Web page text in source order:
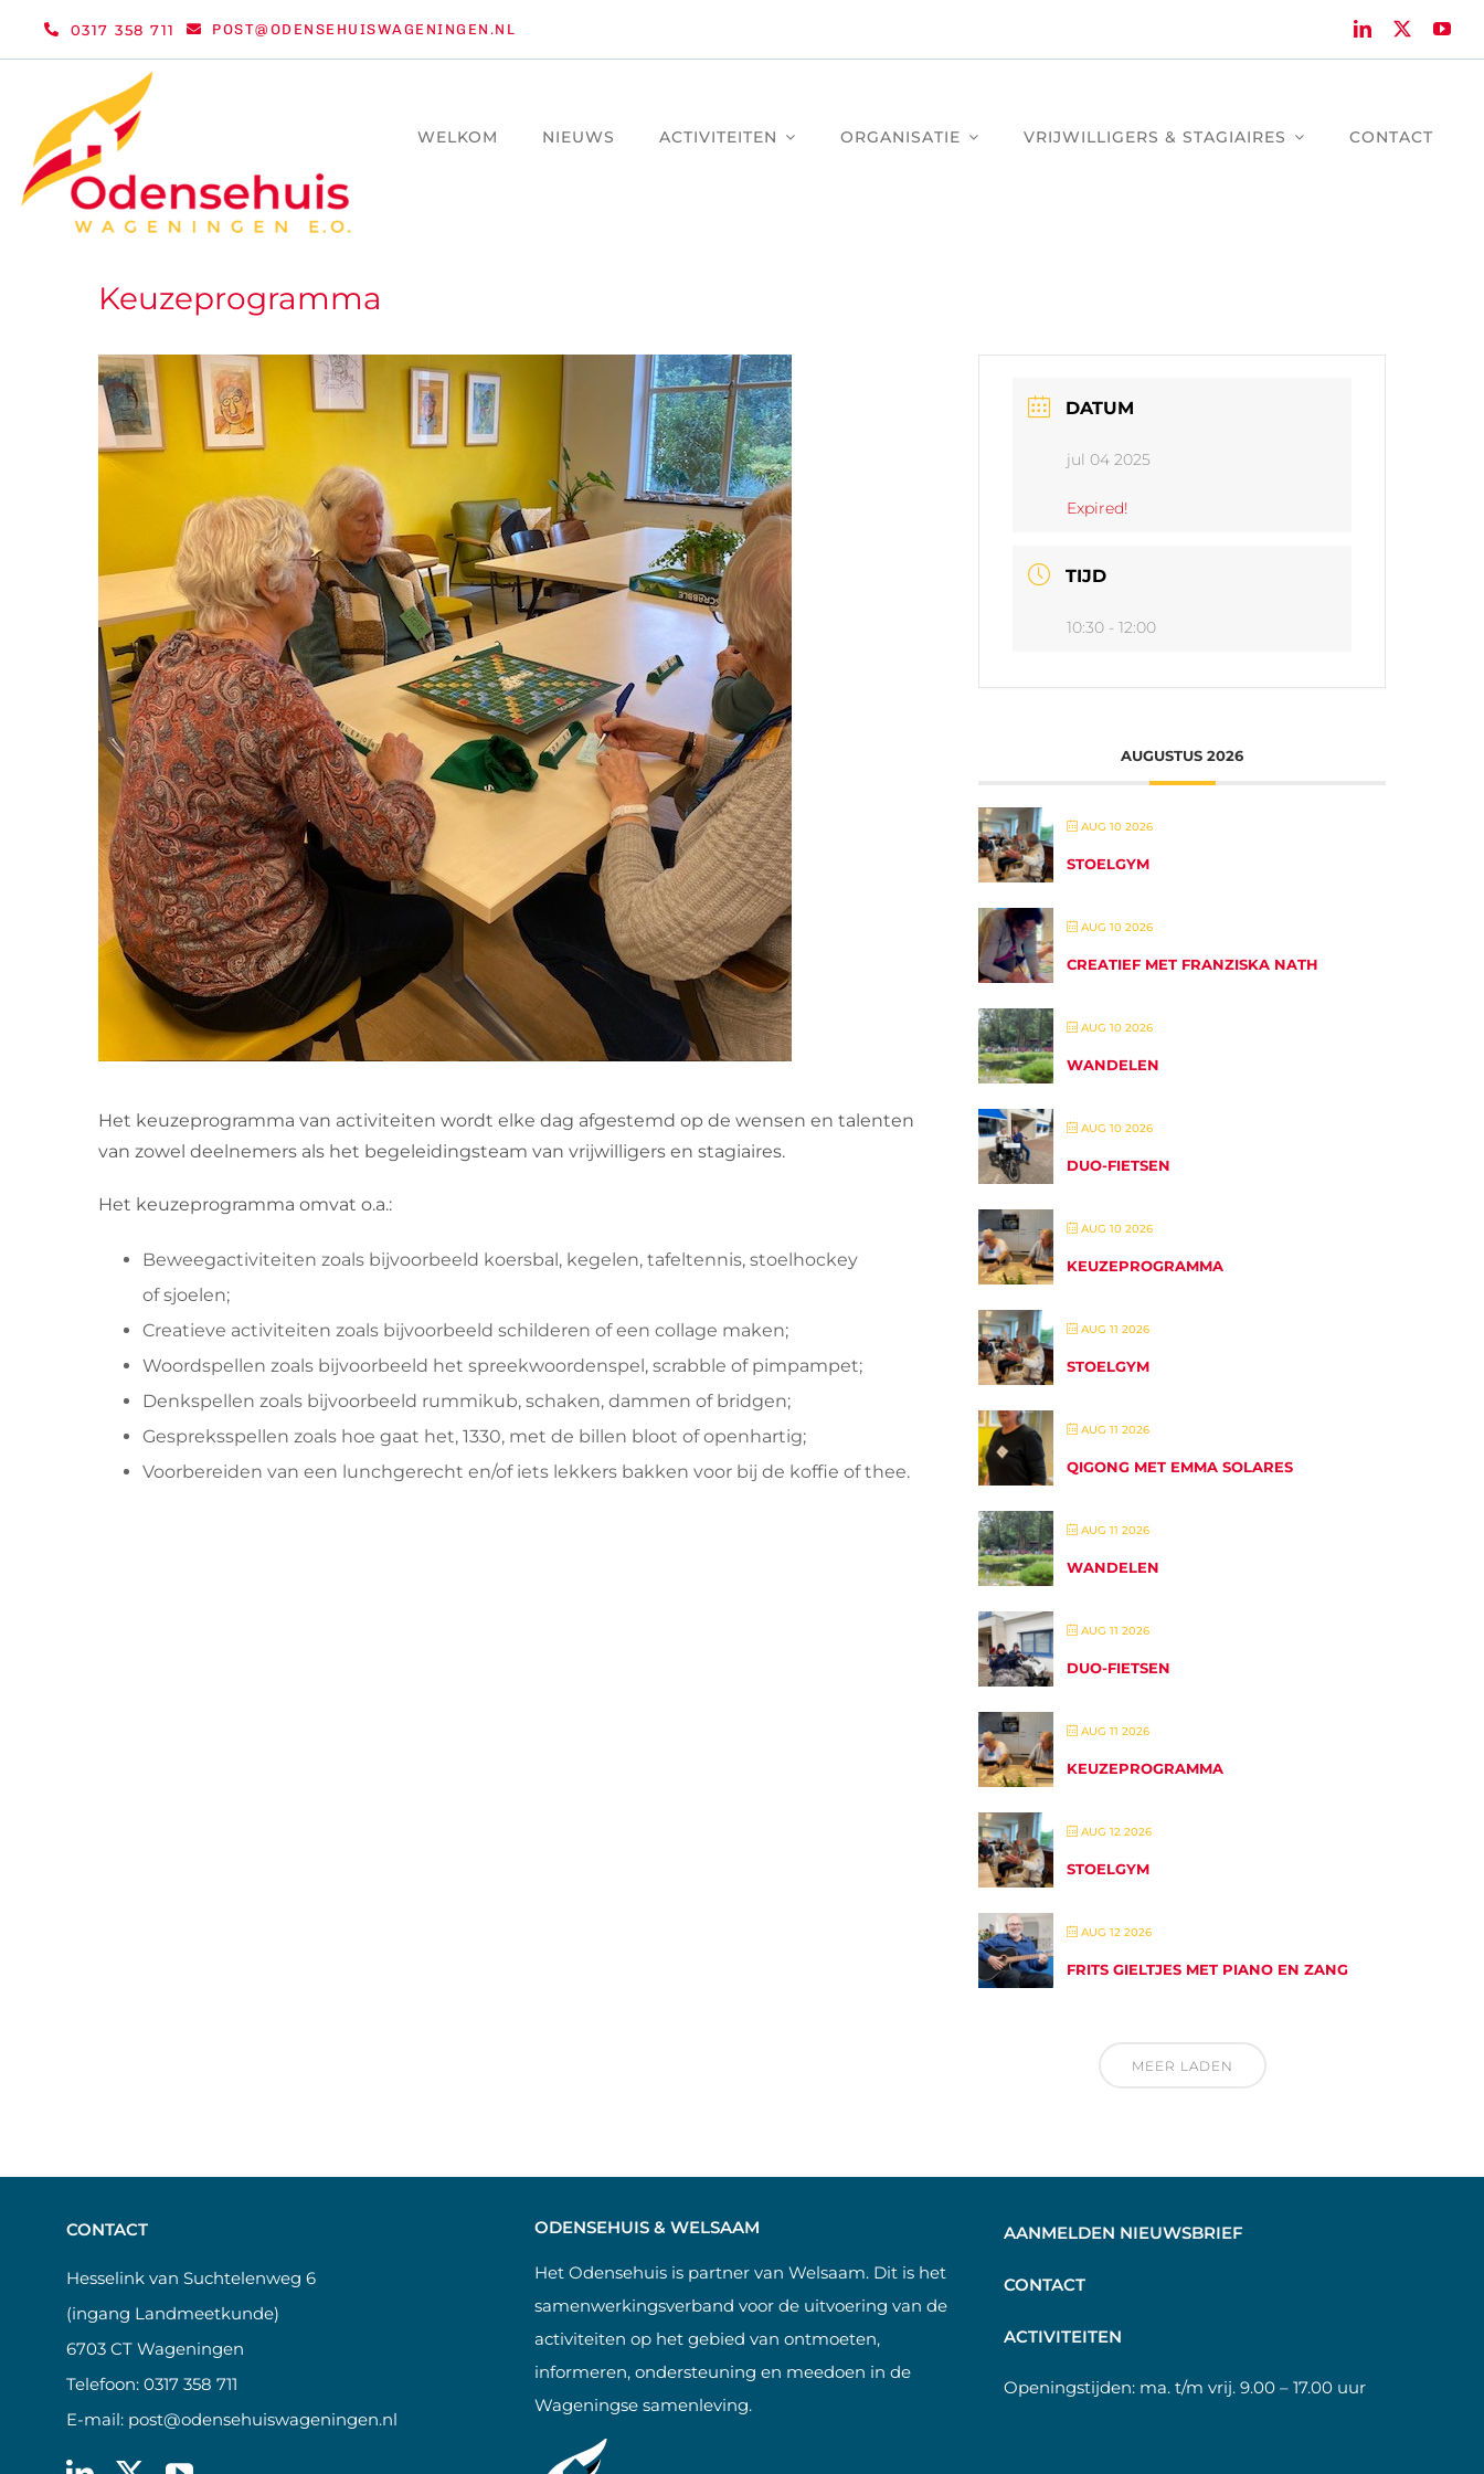
0317 358 711 POST@ODENSEHUISWAGENINGEN.NL
WELKOM NIEUWS ACTIVITEITEN ORGANISATIE VRIJWILLIGERS & STAGIAIRES CONTACT
Keuzeprogramma
Het keuzeprogramma van activiteiten wordt elke dag afgestemd op de wensen en talenten
van zowel deelnemers als het begeleidingsteam van vrijwilligers en stagiaires.
Het keuzeprogramma omvat o.a.:
Beweegactiviteiten zoals bijvoorbeeld koersbal, kegelen, tafeltennis, stoelhockey
of sjoelen;
Creatieve activiteiten zoals bijvoorbeeld schilderen of een collage maken;
Woordspellen zoals bijvoorbeeld het spreekwoordenspel, scrabble of pimpampet;
Denkspellen zoals bijvoorbeeld rummikub, schaken, dammen of bridgen;
Gespreksspellen zoals hoe gaat het, 1330, met de billen bloot of openhartig;
Voorbereiden van een lunchgerecht en/of iets lekkers bakken voor bij de koffie of thee.
DATUM
jul 04 2025
Expired!
TIJD
10:30 - 12:00
AUGUSTUS 2026
AUG 10 2026
STOELGYM
AUG 10 2026
CREATIEF MET FRANZISKA NATH
AUG 10 2026
WANDELEN
AUG 10 2026
DUO-FIETSEN
AUG 10 2026
KEUZEPROGRAMMA
AUG 11 2026
STOELGYM
AUG 11 2026
QIGONG MET EMMA SOLARES
AUG 11 2026
WANDELEN
AUG 11 2026
DUO-FIETSEN
AUG 11 2026
KEUZEPROGRAMMA
AUG 12 2026
STOELGYM
AUG 12 2026
FRITS GIELTJES MET PIANO EN ZANG
MEER LADEN
CONTACT
Hesselink van Suchtelenweg 6
(ingang Landmeetkunde)
6703 CT Wageningen
Telefoon: 0317 358 711
E-mail: post@odensehuiswageningen.nl
ODENSEHUIS & WELSAAM
Het Odensehuis is partner van Welsaam. Dit is het
samenwerkingsverband voor de uitvoering van de
activiteiten op het gebied van ontmoeten,
informeren, ondersteuning en meedoen in de
Wageningse samenleving.
AANMELDEN NIEUWSBRIEF
CONTACT
ACTIVITEITEN
Openingstijden: ma. t/m vrij. 9.00 – 17.00 uur